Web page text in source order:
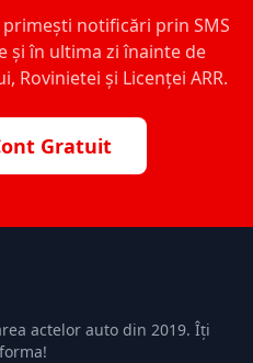
notificări prin SMS
și în ultima zi înainte de
Rovinietei și Licenței ARR.
Gratuit
actelor auto din 2019. Îți